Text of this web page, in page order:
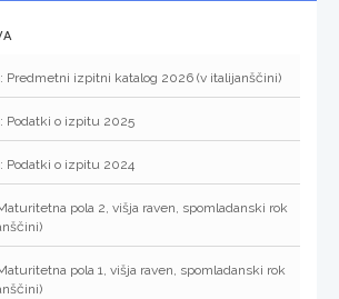
: Predmetni izpitni katalog 2026 (v italijanščini)
: Podatki o izpitu 2025
: Podatki o izpitu 2024
pola 2, višja raven, spomladanski rok
pola 1, višja raven, spomladanski rok